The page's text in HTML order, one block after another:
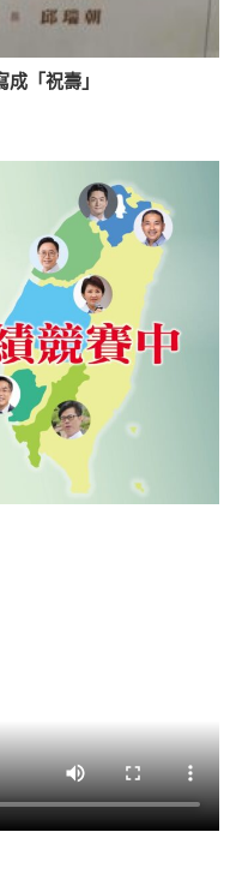
「祝壽」